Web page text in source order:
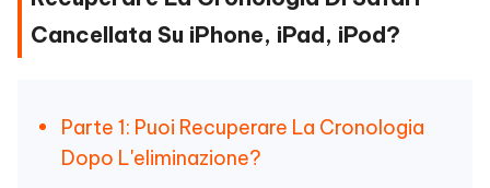
Cancellata Su iPhone, iPad, iPod?
Parte 1: Puoi Recuperare La Cronologia
Dopo L'eliminazione?